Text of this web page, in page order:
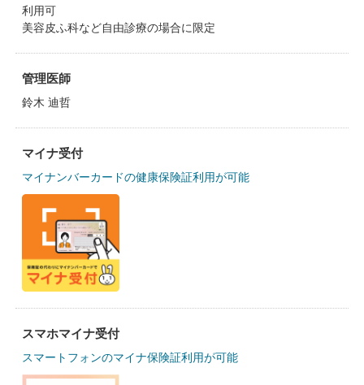
利用可
美容皮ふ科など自由診療の場合に限定
管理医師
鈴木 迪哲
マイナ受付
マイナンバーカードの健康保険証利用が可能
スマホマイナ受付
スマートフォンのマイナ保険証利用が可能